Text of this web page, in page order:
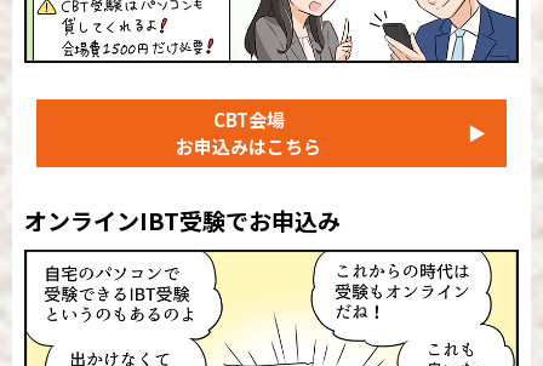
CBT会場
お申込みはこちら
▶
オンラインIBT受験でお申込み